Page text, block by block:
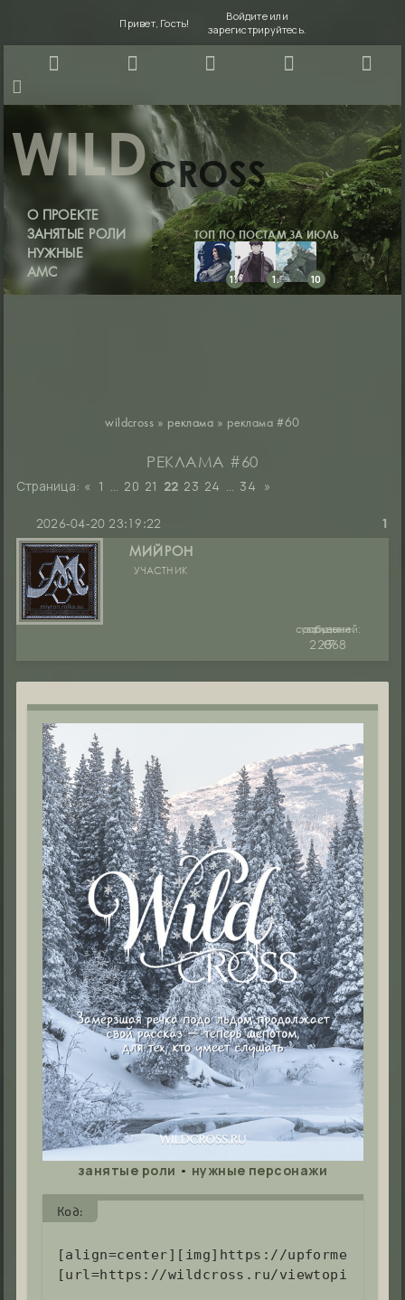
О ПРОЕКТЕ
ЗАНЯТЫЕ РОЛИ
НУЖНЫЕ
АМС
WILDCROSS
ТОП ПО ПОСТАМ ЗА ИЮЛЬ
17 11 10
Привет, Гость! Войдитеили
зарегистрируйтесь.
wildcross » реклама » реклама #60
РЕКЛАМА #60
Страница: « 1 … 20 21 22 23 24 … 34 »
1
2026-04-20 23:19:22
МИЙРОН
УЧАСТНИК
руны:
0
сообщений:
22368
уважение:
+7
занятые роли • нужные персонажи
Код:
[align=center][img]https://upforme.ru/
[url=https://wildcross.ru/